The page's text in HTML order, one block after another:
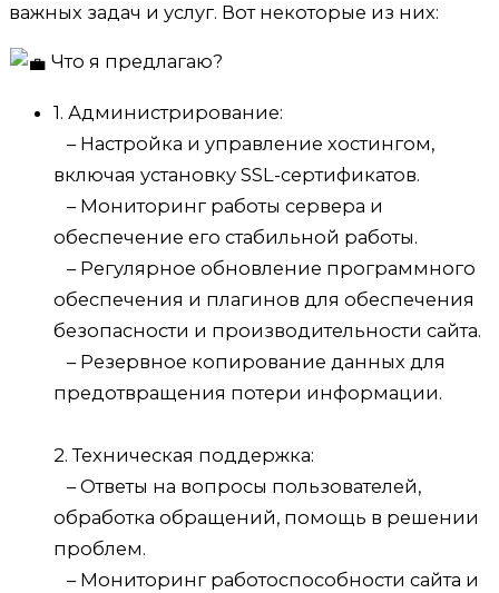
важных задач и услуг. Вот некоторые из них:
Что я предлагаю?
1. Администрирование:
– Настройка и управление хостингом,
включая установку SSL-сертификатов.
– Мониторинг работы сервера и
обеспечение его стабильной работы.
– Регулярное обновление программного
обеспечения и плагинов для обеспечения
безопасности и производительности сайта.
– Резервное копирование данных для
предотвращения потери информации.
2. Техническая поддержка:
– Ответы на вопросы пользователей,
обработка обращений, помощь в решении
проблем.
– Мониторинг работоспособности сайта и